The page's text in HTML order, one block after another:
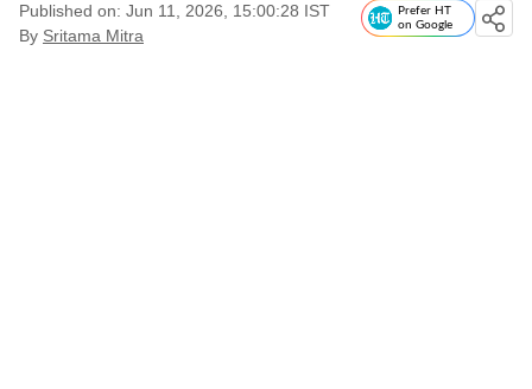
Published on: Jun 11, 2026, 15:00:28 IST
By Sritama Mitra
Prefer HT
on Google